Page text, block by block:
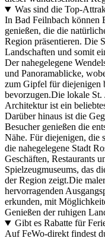
Was sind die Top-
In Bad Feilnbach können
genießen, die die
Region präsentieren. Die
Landschaften und somit
Der nahegelegene
und Panoramablicke,
zum Gipfel für diejenigen
bevorzugen.Die lokale
Architektur ist ein
Darüber hinaus ist die
Besucher genießen die
Nähe. Für diejenigen, die
die nahegelegene Stadt
Geschäften, Restaurants
Spielzeugmuseums, das
der Region zeigt.Die
hervorragenden
erkunden, mit
Genießen der ruhigen
Gibt es Rabatte für
Auf FeWo-direkt findest